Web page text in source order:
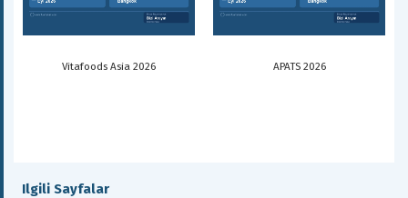
Vitafoods Asia 2026 APATS 2026
Ilgili Sayfalar